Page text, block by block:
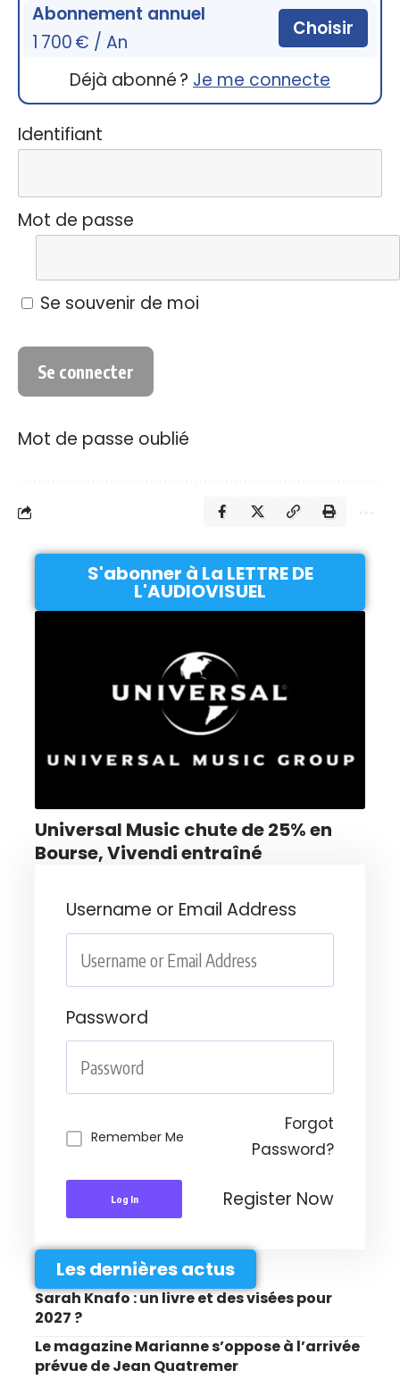
Abonnement annuel
1 700 € / An
Choisir
Déjà abonné ? Je me connecte
Identifiant
Mot de passe
Se souvenir de moi
Mot de passe oublié
S'abonner à La LETTRE DE
L'AUDIOVISUEL
Universal Music chute de 25% en
Bourse, Vivendi entraîné
Username or Email Address
Password
Remember Me
Forgot
Password?
Log In Register Now
Les dernières actus
Sarah Knafo : un livre et des visées pour
2027 ?
Le magazine Marianne s’oppose à l’arrivée
prévue de Jean Quatremer